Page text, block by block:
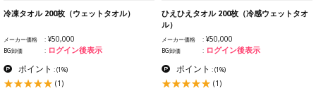
冷凍タオル 200枚（ウェットタオル）
メーカー価格 ¥50,000
BG卸価 ログイン後表示
ポイント :(1%)
(1)
ひえひえタオル 200枚（冷感ウェットタオ
ル）
メーカー価格 ¥50,000
BG卸価 ログイン後表示
ポイント :(1%)
(1)